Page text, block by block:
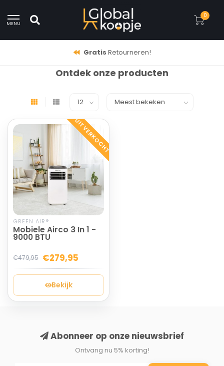
MENU
0
Gratis Retourneren!
Ontdek onze producten
UITVERKOCHT
GREEN AIR®
Mobiele Airco 3 In 1 -
9000 BTU
€479,95 €279,95
Bekijk
Abonneer op onze nieuwsbrief
Ontvang nu 5% korting!